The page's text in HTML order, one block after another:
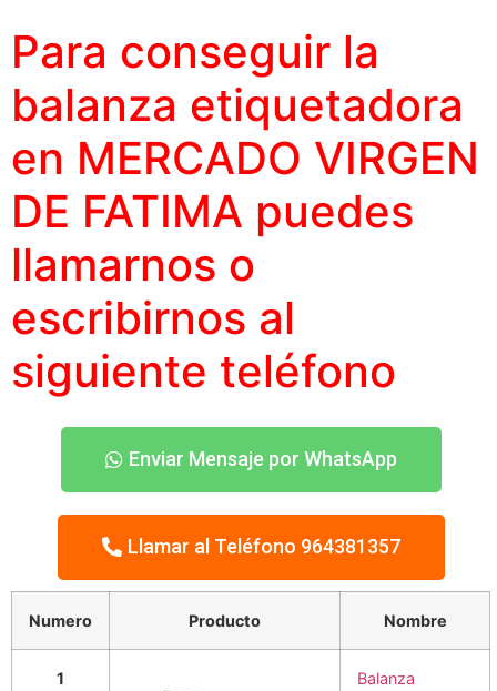
Para conseguir la
balanza etiquetadora
en MERCADO VIRGEN
DE FATIMA puedes
llamarnos o
escribirnos al
siguiente teléfono
Enviar Mensaje por WhatsApp
Llamar al Teléfono 964381357
Numero Producto Nombre
1
Balanza